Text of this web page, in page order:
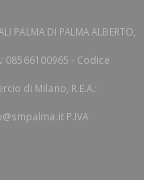
PALMA DI PALMA ALBERTO,
08566100965 - Codice
di Milano, R.E.A.:
P.IVA